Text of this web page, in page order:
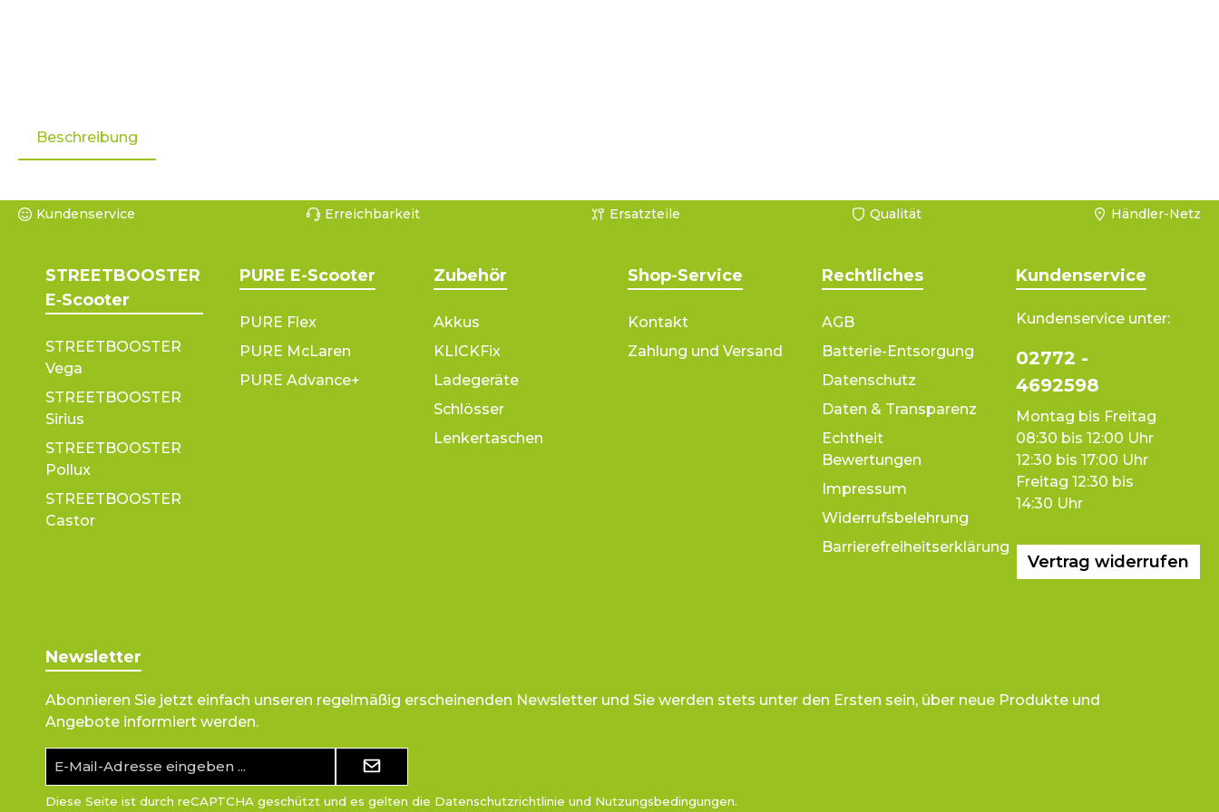
Beschreibung
Kundenservice Erreichbarkeit Ersatzteile Qualität Händler-Netz
STREETBOOSTER
E‑Scooter
STREETBOOSTER
Vega
STREETBOOSTER
Sirius
STREETBOOSTER
Pollux
STREETBOOSTER
Castor
PURE E-Scooter
PURE Flex
PURE McLaren
PURE Advance+
Zubehör
Akkus
KLICKFix
Ladegeräte
Schlösser
Lenkertaschen
Shop-Service
Kontakt
Zahlung und Versand
Rechtliches
AGB
Batterie-Entsorgung
Datenschutz
Daten & Transparenz
Echtheit
Bewertungen
Impressum
Widerrufsbelehrung
Barrierefreiheitserklärung
Kundenservice
Kundenservice unter:
02772 -
4692598
Montag bis Freitag
08:30 bis 12:00 Uhr
12:30 bis 17:00 Uhr
Freitag 12:30 bis
14:30 Uhr
Vertrag widerrufen
Newsletter
Abonnieren Sie jetzt einfach unseren regelmäßig erscheinenden Newsletter und Sie werden stets unter den Ersten sein, über neue Produkte und
Angebote informiert werden.
Mail-
Adresse*
Diese Seite ist durch reCAPTCHA geschützt und es gelten die Datenschutzrichtlinie und Nutzungsbedingungen.